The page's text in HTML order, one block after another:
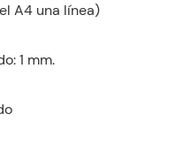
A4 una línea)
1 mm.